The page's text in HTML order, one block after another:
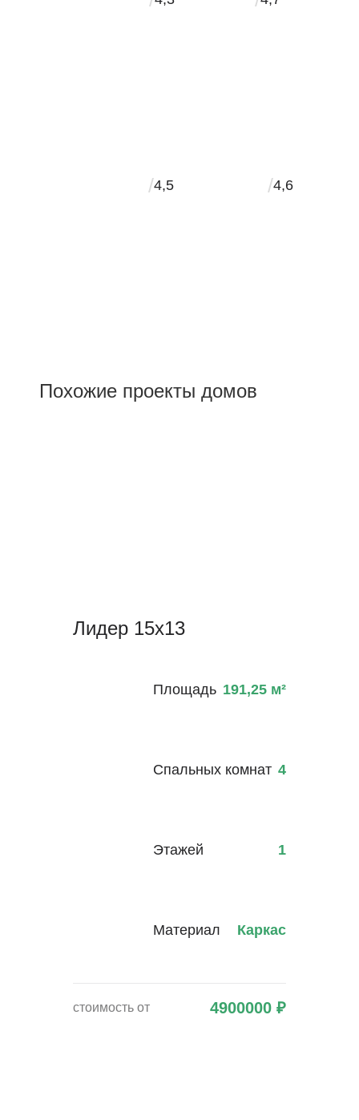
/4,5 /4,6
Похожие проекты домов
Лидер 15х13
Площадь 191,25 м²
Спальных комнат 4
Этажей 1
Материал Каркас
стоимость от 4900000 ₽